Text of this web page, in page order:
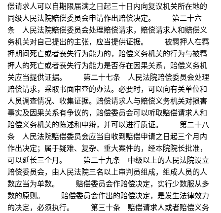
偿请求人可以自期限届满之日起三十日内向复议机关所在地的
同级人民法院赔偿委员会申请作出赔偿决定。 第二十六
条 人民法院赔偿委员会处理赔偿请求，赔偿请求人和赔偿义
务机关对自己提出的主张，应当提供证据。 被羁押人在羁
押期间死亡或者丧失行为能力的，赔偿义务机关的行为与被羁
押人的死亡或者丧失行为能力是否存在因果关系，赔偿义务机
关应当提供证据。 第二十七条 人民法院赔偿委员会处理
赔偿请求，采取书面审查的办法。必要时，可以向有关单位和
人员调查情况、收集证据。赔偿请求人与赔偿义务机关对损害
事实及因果关系有争议的，赔偿委员会可以听取赔偿请求人和
赔偿义务机关的陈述和申辩，并可以进行质证。 第二十八
条 人民法院赔偿委员会应当自收到赔偿申请之日起三个月内
作出决定；属于疑难、复杂、重大案件的，经本院院长批准，
可以延长三个月。 第二十九条 中级以上的人民法院设立
赔偿委员会，由人民法院三名以上审判员组成，组成人员的人
数应当为单数。 赔偿委员会作赔偿决定，实行少数服从多
数的原则。 赔偿委员会作出的赔偿决定，是发生法律效力
的决定，必须执行。 第三十条 赔偿请求人或者赔偿义务